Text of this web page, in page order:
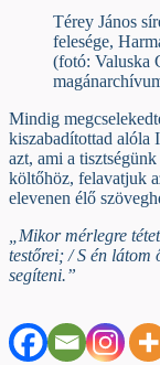
Térey János
felesége,
(fotó: Valuska
Mindig
kiszabadítottad alóla
azt, ami a
költőhöz, felavatjuk
elevenen élő
„Mikor mérlegre
testőrei; / S én látom
segíteni.”